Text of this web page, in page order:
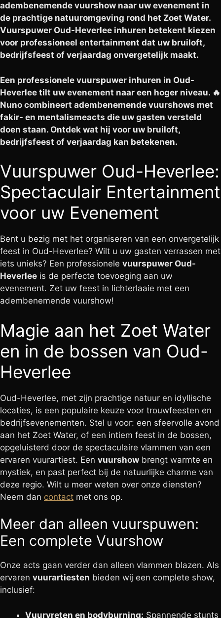
adembenemende vuurshow naar uw evenement in
de prachtige natuuromgeving rond het Zoet Water.
Vuurspuwer Oud-Heverlee inhuren betekent kiezen
voor professioneel entertainment dat uw bruiloft,
bedrijfsfeest of verjaardag onvergetelijk maakt.
Een professionele vuurspuwer inhuren in Oud-
Heverlee tilt uw evenement naar een hoger niveau. 🔥
Nuno combineert adembenemende vuurshows met
fakir- en mentalismeacts die uw gasten versteld
doen staan. Ontdek wat hij voor uw bruiloft,
bedrijfsfeest of verjaardag kan betekenen.
Vuurspuwer Oud-Heverlee:
Spectaculair Entertainment
voor uw Evenement
Bent u bezig met het organiseren van een onvergetelijk
feest in Oud-Heverlee? Wilt u uw gasten verrassen met
iets unieks? Een professionele vuurspuwer Oud-
Heverlee is de perfecte toevoeging aan uw
evenement. Zet uw feest in lichterlaaie met een
adembenemende vuurshow!
Magie aan het Zoet Water
en in de bossen van Oud-
Heverlee
Oud-Heverlee, met zijn prachtige natuur en idyllische
locaties, is een populaire keuze voor trouwfeesten en
bedrijfsevenementen. Stel u voor: een sfeervolle avond
aan het Zoet Water, of een intiem feest in de bossen,
opgeluisterd door de spectaculaire vlammen van een
ervaren vuurartiest. Een vuurshow brengt warmte en
mystiek, en past perfect bij de natuurlijke charme van
deze regio. Wilt u meer weten over onze diensten?
Neem dan contact met ons op.
Meer dan alleen vuurspuwen:
Een complete Vuurshow
Onze acts gaan verder dan alleen vlammen blazen. Als
ervaren vuurartiesten bieden wij een complete show,
inclusief:
Vuurvreten en bodyburning: Spannende stunts